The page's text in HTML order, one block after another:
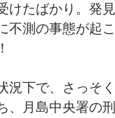
けたばかり。発
不測の事態が起
況下で、さっそ
、月島中央署の